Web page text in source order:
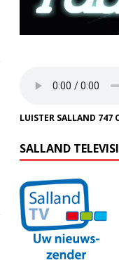
LUISTER SALLAND 747
SALLAND